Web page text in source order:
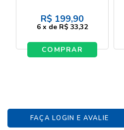
R$ 199,90
6 x de R$ 33,32
COMPRAR
FAÇA LOGIN E AVALIE